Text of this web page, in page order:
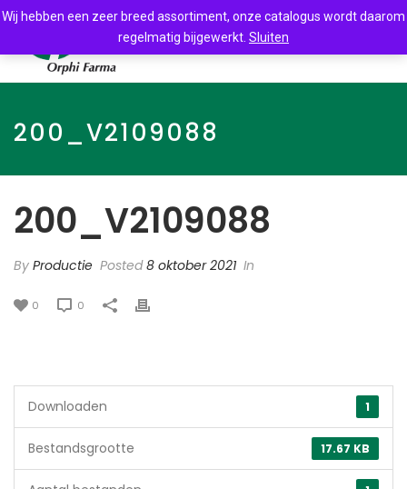
200_V2109088
200_V2109088
By Productie Posted8 oktober 2021 In
0 0
1
Downloaden
17.67 KB
Bestandsgrootte
Wij hebben een zeer breed assortiment, onze catalogus wordt daarom
regelmatig bijgewerkt. Sluiten